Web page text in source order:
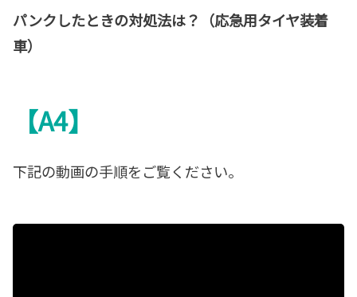
パンクしたときの対処法は？（応急用タイヤ装着
車）
【A4】
下記の動画の手順をご覧ください。